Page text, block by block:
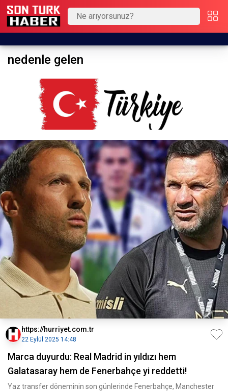
nedenle gelen
https://hurriyet.com.tr
22 Eylül 2025 14:48
Marca duyurdu: Real Madrid in yıldızı hem
Galatasaray hem de Fenerbahçe yi reddetti!
Yaz transfer döneminin son günlerinde Fenerbahçe, Manchester